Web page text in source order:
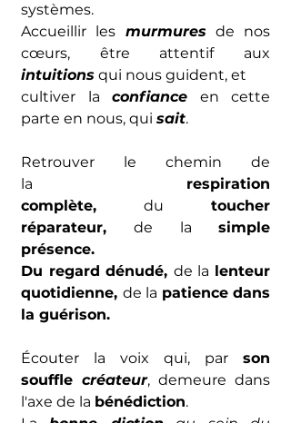
systèmes.
Accueillir les murmures de nos
intuitions qui nous guident, et
cultiver la confiance en cette
parte en nous, qui sait.
Retrouver le
chemin de
la respiration
complète, du toucher
réparateur, de la simple
présence.
Du regard dénudé, de la lenteur
quotidienne, de la patience dans
la guérison.
Écouter la voix qui, par son
souffle créateur, demeure dans
l'axe de la bénédiction.